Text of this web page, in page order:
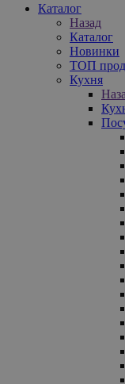
Каталог
Назад
Каталог
Новинки
ТОП
Кухня